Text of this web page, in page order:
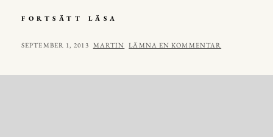
FORTSÄTT LÄSA
DATOR
PUBLICERAT
SEPTEMBER 1, 2013 AV
MARTIN LÄMNA EN KOMMENTAR